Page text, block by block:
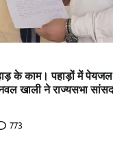
के काम। पहाड़ों में
खाली ने राज्यसभा
773